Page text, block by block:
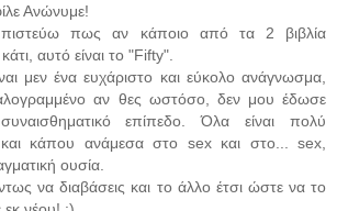
Ανώνυμε!
πως αν κάποιο από τα 2 βιβλία
αυτό είναι το "Fifty".
μεν ένα ευχάριστο και εύκολο ανάγνωσμα,
αν θες ωστόσο, δεν μου έδωσε
επίπεδο. Όλα είναι πολύ
και κάπου ανάμεσα στο sex και στο... sex,
ουσία.
να διαβάσεις και το άλλο έτσι ώστε να το